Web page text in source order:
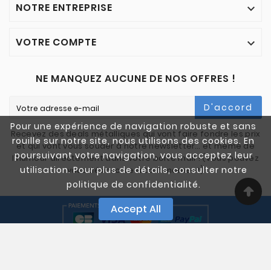
Pour une expérience de navigation robuste et sans
rouille sur notre site, nous utilisons des cookies. En
poursuivant votre navigation, vous acceptez leur
utilisation. Pour plus de détails, consulter notre
politique de confidentialité.
Accept All
NOTRE ENTREPRISE 
VOTRE COMPTE 
NE MANQUEZ AUCUNE DE NOS OFFRES !
D'accord
Recevez des deals métalliques qui vont faire fondre les prix
et qui vont vous souder à notre newsletter… et même de
l'humour directement dans votre boîte mail ! (Vous pouvez
vous désinscrire à tout moment)